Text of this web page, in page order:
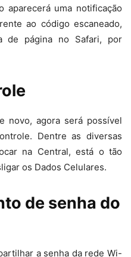
aparecerá uma notificação
ao código escaneado,
de página no Safari, por
novo, agora será possível
Dentre as diversas
na Central, está o tão
os Dados Celulares.
de senha do
a senha da rede Wi-